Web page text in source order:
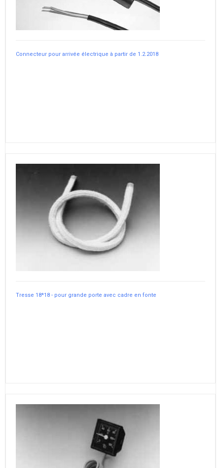
Connecteur pour arrivée électrique à partir de 1.2.2018
Tresse 18*18 - pour grande porte avec cadre en fonte